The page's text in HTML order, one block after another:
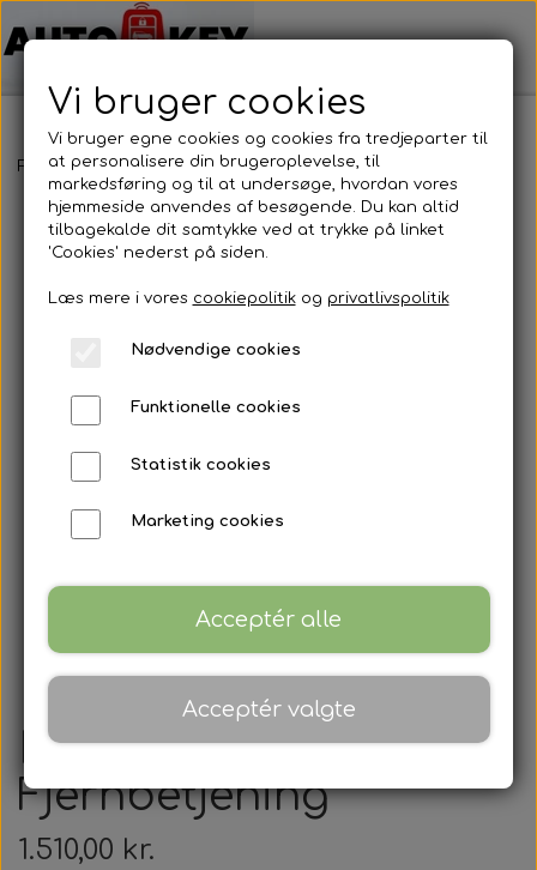
Forside Bilnøgler Land Rover Fjernbetjening
Land Rover -
Fjernbetjening
1.510,00 kr.
Vi bruger cookies
Vi bruger egne cookies og cookies fra tredjeparter til
at personalisere din brugeroplevelse, til
markedsføring og til at undersøge, hvordan vores
hjemmeside anvendes af besøgende. Du kan altid
tilbagekalde dit samtykke ved at trykke på linket
'Cookies' nederst på siden.
Læs mere i vores cookiepolitikog privatlivspolitik
Nødvendige cookies
Funktionelle cookies
Statistik cookies
Marketing cookies
Acceptér alle
Acceptér valgte